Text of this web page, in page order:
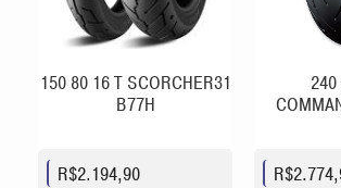
150 80 16 T SCORCHER31
B77H
R$2.194,90